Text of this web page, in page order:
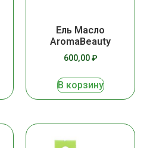
Ель Масло
AromaBeauty
600,00₽
В корзину